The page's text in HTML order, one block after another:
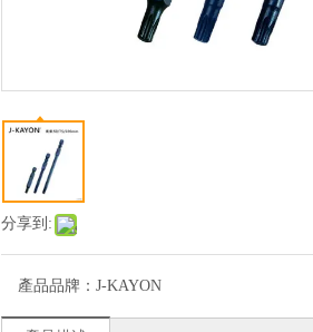
分享到:
產品品牌： J-KAYON